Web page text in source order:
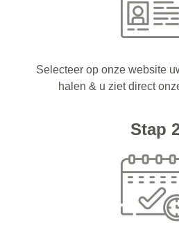
Selecteer op onze website
halen & u ziet direct
Stap